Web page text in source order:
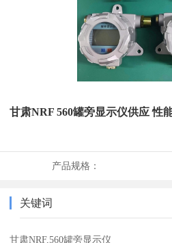
甘肃NRF 560罐旁显示仪供应 性
产品规格：
关键词
甘肃NRF,560罐旁显示仪